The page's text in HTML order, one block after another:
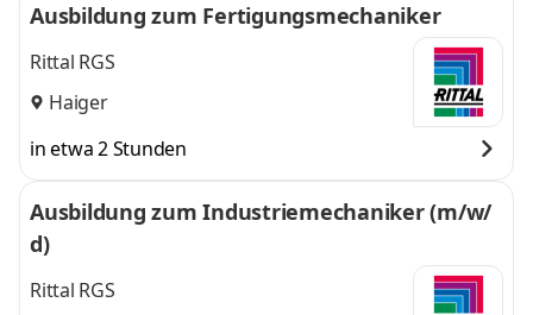
Ausbildung zum Fertigungsmechaniker
Rittal RGS
Haiger
in etwa 2 Stunden
Ausbildung zum Industriemechaniker (m/w/
d)
Rittal RGS